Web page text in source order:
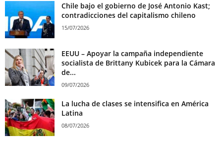
Chile bajo el gobierno de José Antonio Kast;
contradicciones del capitalismo chileno
15/07/2026
EEUU – Apoyar la campaña independiente
socialista de Brittany Kubicek para la Cámara
de...
09/07/2026
La lucha de clases se intensifica en América
Latina
08/07/2026